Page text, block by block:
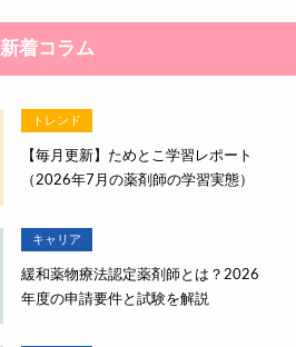
新着コラム
トレンド
【毎月更新】ためとこ学習レポート
（2026年7月の薬剤師の学習実態）
キャリア
緩和薬物療法認定薬剤師とは？2026
年度の申請要件と試験を解説